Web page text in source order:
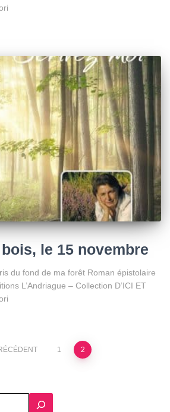
le 15 novembre
du fond de ma forêt Roman épistolaire
L’Andriague – Collection D’ICI ET
1 2